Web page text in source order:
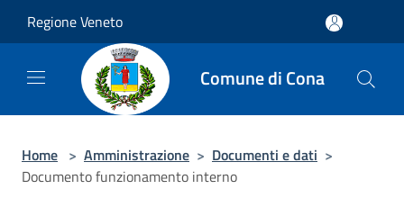
Regione Veneto
Comune di Cona
Home > Amministrazione > Documenti e dati >
Documento funzionamento interno